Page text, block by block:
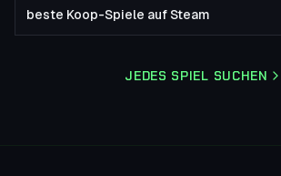
beste Koop-Spiele auf Steam
JEDES SPIEL SUCHEN